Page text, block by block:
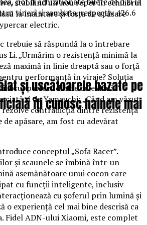
stabilind un nou reper în echilibrul
la înaintare și forța de apăsare
electric.
trebuie să răspundă la o întrebare
Li. „Urmărim o rezistență minimă la
maximă în linie dreaptă sau o forță
performanță în viraje? Soluția
perfect dintre cele două.”
și de Yamauchi: „Când am văzut
rezolve contradicția dintre rezistența
de apăsare, am fost cu adevărat
conceptul „Sofa Racer”.
și scaunele se îmbină într-un
asemănătoare unui cocon care
cu funcții inteligente, inclusiv
cu șoferul prin lumină și
o experiență cel mai bine descrisă ca
Fidel ADN-ului Xiaomi, este complet
vineri si sambata, respectiv 426.6
și uscătoarele bazate pe
îți cunosc hainele mai